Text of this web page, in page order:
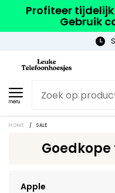
Profiteer
Gebruik
menu
HOME / SALE
Apple